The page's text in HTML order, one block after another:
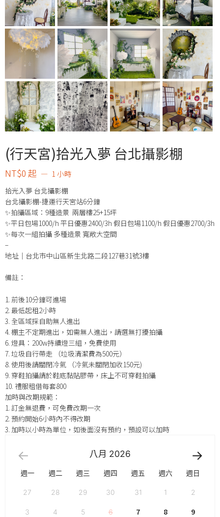
(行天宮)拾光入夢 台北攝影棚
NT$0 起 1 小時
拾光入夢 台北攝影棚
台北攝影棚-捷運行天宮站6分鐘
✨拍攝區域：9種造景 兩層樓25+15坪
✨平日包場1000/h 平日優惠2400/3h 假日包場1100/h 假日優惠2700/3h
✨每次一組拍攝 多種造景 寬敞大空間
–
地址｜台北市中山區新生北路二段127巷31號3樓
備註：
1. 前後10分鐘可進場
2. 最低起租2小時
3. 全區域採自助無人進出
4. 棚主不定期進出，如需無人進出，請選無打擾拍攝
6. 燈具：200w持續燈三組，免費使用
7. 垃圾自行帶走 （垃圾清潔費為500元）
8. 使用後請關閉冷氣 （冷氣未關閉加收150元)
9. 穿鞋拍攝請於鞋底黏貼膠帶，床上不可穿鞋拍攝
10. 禮服租借每套800
加時與改期規範：
1. 訂金無退費，可免費改期一次
2. 預約開始6小時內不得改期
3. 加時以小時為單位，如後面沒有預約，預設可以加時
八月 2026
週一 週二 週三 週四 週五 週六 週日
27 28 29 30 31 1 2
3 4 5 6 7 8 9